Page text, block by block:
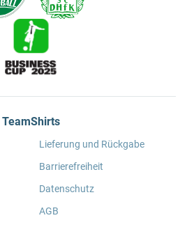
TeamShirts
Lieferung und Rückgabe
Barrierefreiheit
Datenschutz
AGB